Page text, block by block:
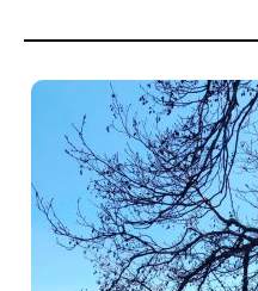
ライター募集